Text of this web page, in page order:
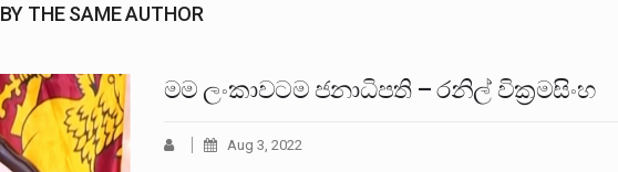
BY THE SAME AUTHOR
මම ලංකාවටම ජනාධිපති – රනිල් වික්‍රමසිංහ
Aug 3, 2022